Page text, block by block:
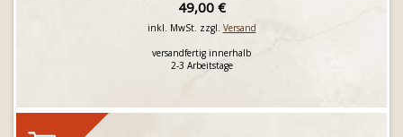
49,00 €
inkl. MwSt. zzgl. Versand
versandfertig innerhalb
2-3 Arbeitstage